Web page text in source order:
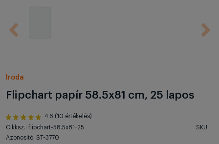
Iroda
Flipchart papír 58.5x81 cm, 25 lapos
4.6 (10 értékelés)
Cikksz.: flipchart-58.5x81-25
SKU:
Azonosító: ST-3770